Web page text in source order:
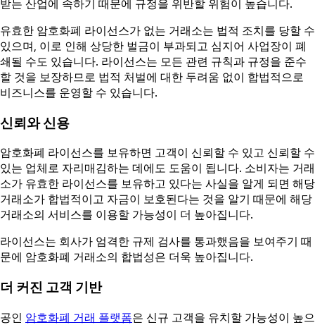
받는 산업에 속하기 때문에 규정을 위반할 위험이 높습니다.
유효한 암호화폐 라이선스가 없는 거래소는 법적 조치를 당할 수
있으며, 이로 인해 상당한 벌금이 부과되고 심지어 사업장이 폐
쇄될 수도 있습니다. 라이선스는 모든 관련 규칙과 규정을 준수
할 것을 보장하므로 법적 처벌에 대한 두려움 없이 합법적으로
비즈니스를 운영할 수 있습니다.
신뢰와 신용
암호화폐 라이선스를 보유하면 고객이 신뢰할 수 있고 신뢰할 수
있는 업체로 자리매김하는 데에도 도움이 됩니다. 소비자는 거래
소가 유효한 라이선스를 보유하고 있다는 사실을 알게 되면 해당
거래소가 합법적이고 자금이 보호된다는 것을 알기 때문에 해당
거래소의 서비스를 이용할 가능성이 더 높아집니다.
라이선스는 회사가 엄격한 규제 검사를 통과했음을 보여주기 때
문에 암호화폐 거래소의 합법성은 더욱 높아집니다.
더 커진 고객 기반
공인 암호화폐 거래 플랫폼은 신규 고객을 유치할 가능성이 높으